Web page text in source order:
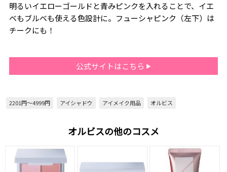
明るいイエローゴールドと青みピンクを入れることで、イエ
ベもブルベも使える色設計に。フューシャピンク（左下）は
チークにも！
公式サイトはこちら
2201円～4999円 アイシャドウ アイメイク用品 オルビス
オルビスの他のコスメ